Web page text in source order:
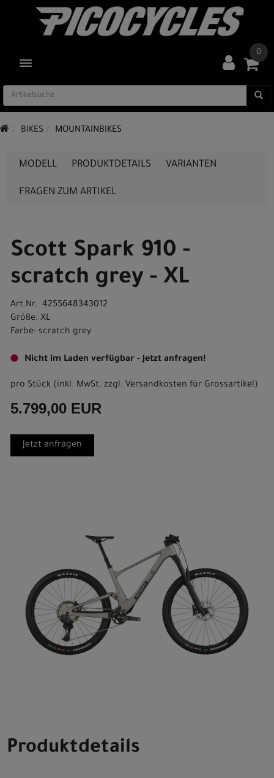
TOGGLE NAVIGATION
0
BIKES MOUNTAINBIKES
MODELL PRODUKTDETAILS VARIANTEN
FRAGEN ZUM ARTIKEL
Scott Spark 910 -
scratch grey - XL
Art.Nr. 4255648343012
Größe: XL
Farbe: scratch grey
Nicht im Laden verfügbar - Jetzt anfragen!
pro Stück (inkl. MwSt. zzgl. Versandkosten für Grossartikel)
5.799,00 EUR
Jetzt anfragen
Produktdetails